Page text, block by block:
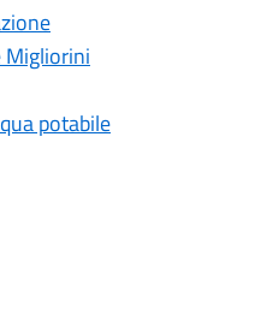
Migliorini
potabile